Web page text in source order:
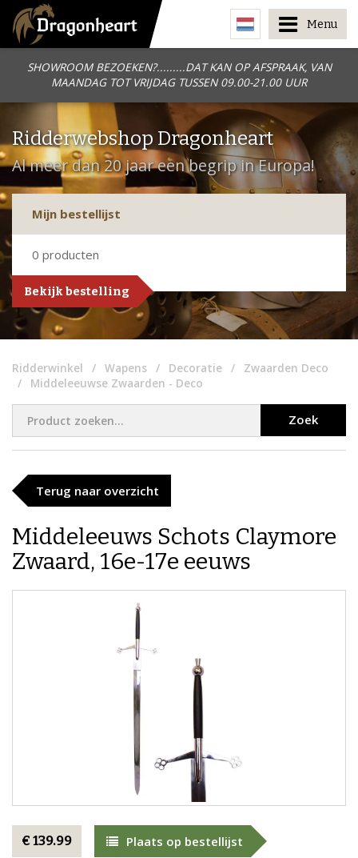
SHOWROOM BEZOEKEN?.........DAT KAN OP AFSPRAAK, VAN
MAANDAG TOT VRIJDAG TUSSEN 09.00-21.00 UUR
Menu
Ridderwebshop Dragonheart
Al meer dan 20 jaar een begrip in Europa!
Mijn bestellijst
0 producten
Bekijk bestelling
Ridderwinkel Wapens Decoratie
Zwaarden Deco
Middeleeuwse Zwaarden - Deco
Zoek
Terug naar overzicht
Middeleeuws Schots Claymore
Zwaard, 16e-17e eeuws
€ 139.99 Plaats op bestellijst